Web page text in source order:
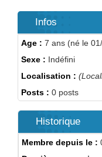
Infos
Age : 7 ans (né le
Sexe : Indéfini
Localisation :
Posts : 0 posts
Historique
Membre depuis le :